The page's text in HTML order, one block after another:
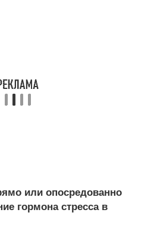
или опосредованно
гормона стресса в